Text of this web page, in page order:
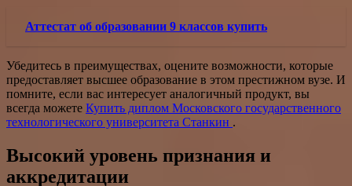
Аттестат об образовании 9 классов купить
Убедитесь в преимуществах, оцените возможности, которые
предоставляет высшее образование в этом престижном вузе. И
помните, если вас интересует аналогичный продукт, вы
всегда можете Купить диплом Московского государственного
технологического университета Станкин .
Высокий уровень признания и
аккредитации